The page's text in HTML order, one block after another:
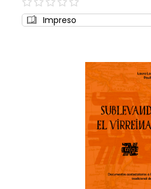
0%
Impreso